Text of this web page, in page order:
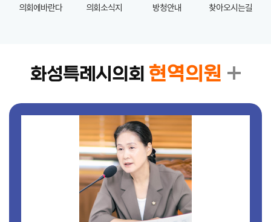
여
의회에바란다 의회소식지 방청안내 찾아오시는길
화성특례시의회 현역의원